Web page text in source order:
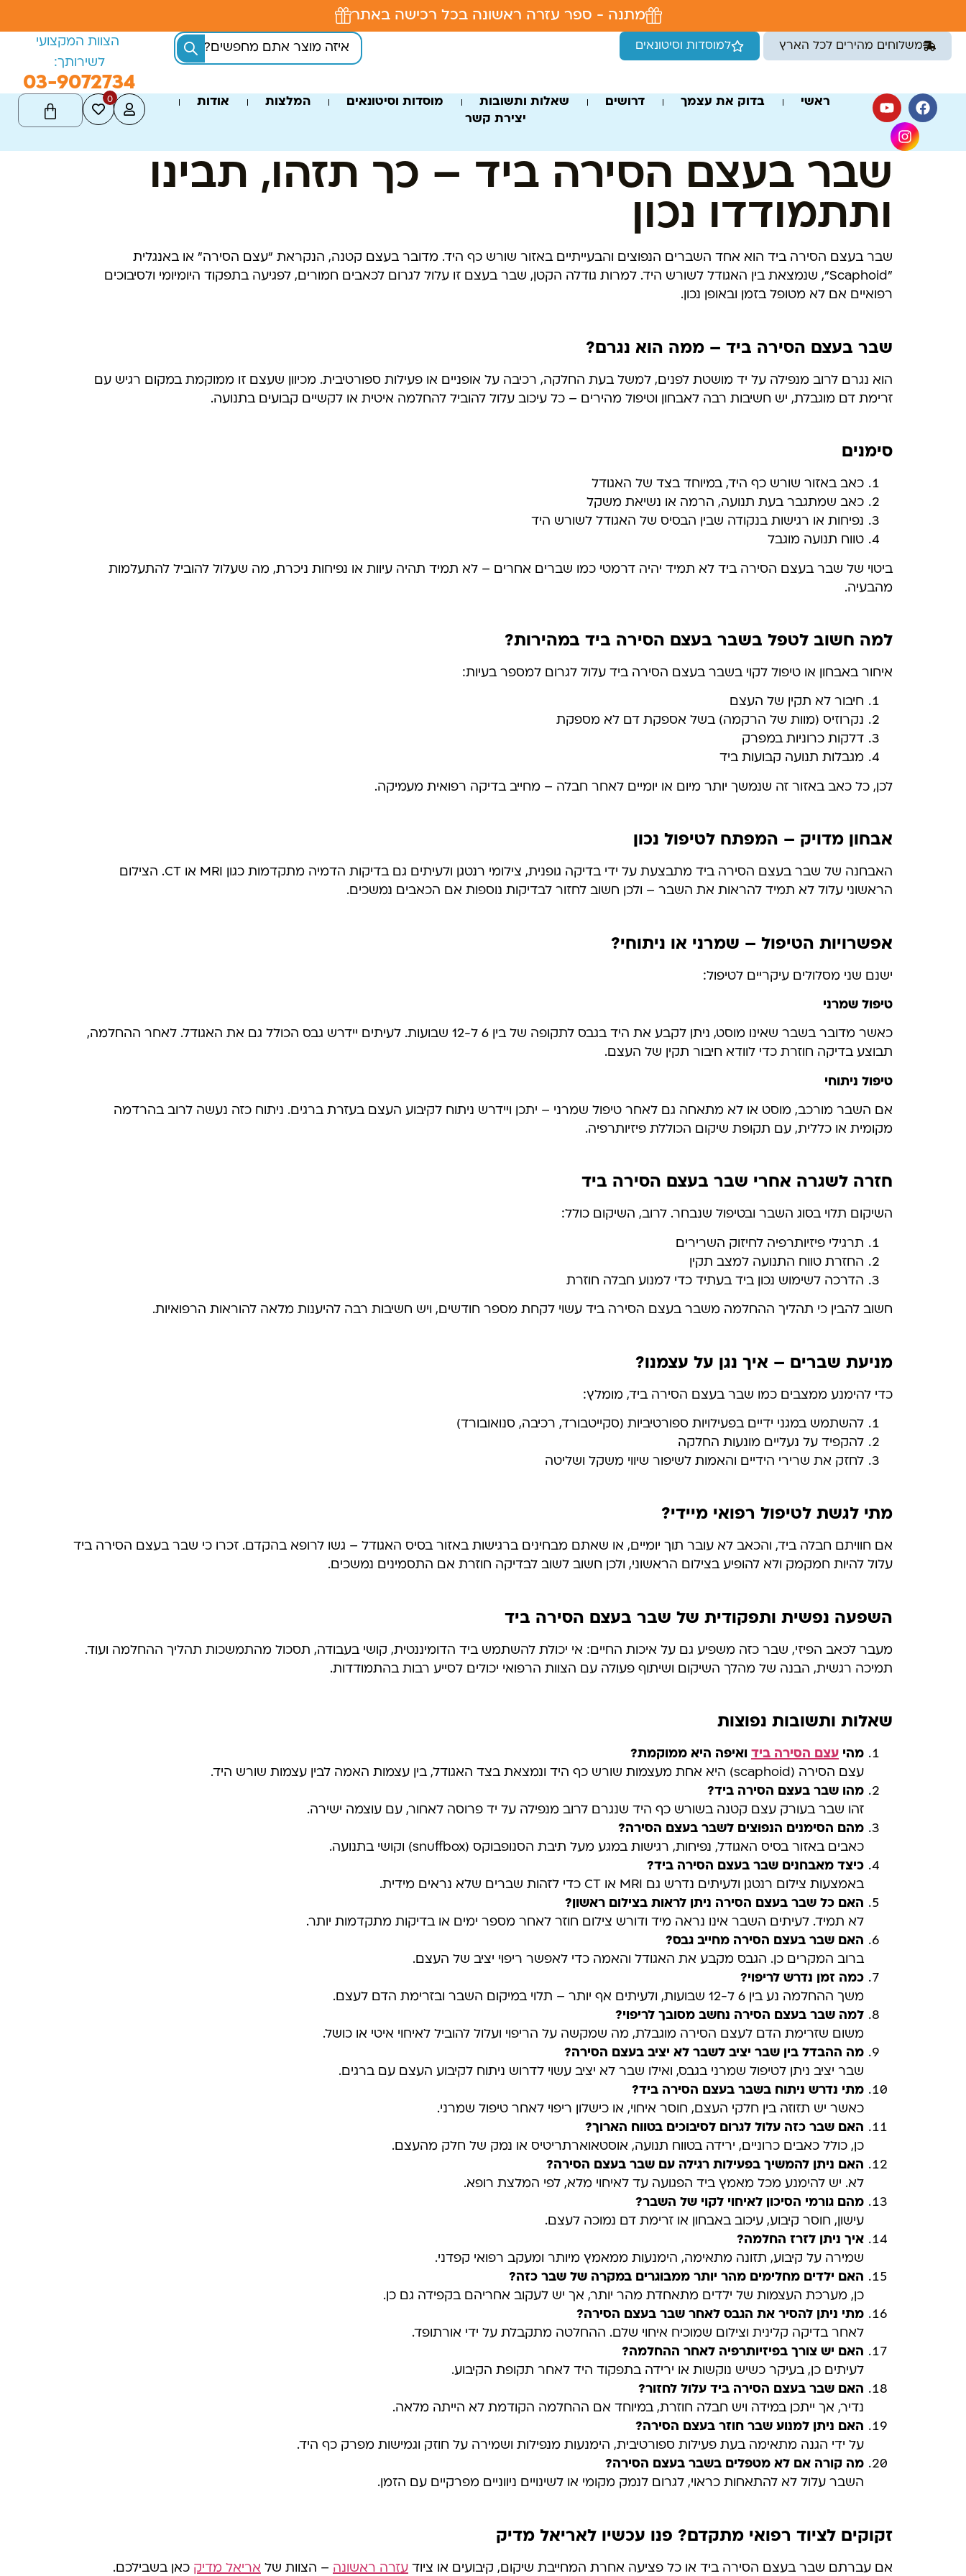
מתנה - ספר עזרה ראשונה בכל רכישה באתר
משלוחים מהירים לכל הארץ למוסדות וסיטונאים
הצוות המקצועי
לשירותך:
03-9072734
ראשי בדוק את עצמך דרושים שאלות ותשובות מוסדות וסיטונאים המלצות
אודות
יצירת קשר
0
שבר בעצם הסירה ביד – כך תזהו, תבינו
ותתמודדו נכון
שבר בעצם הסירה ביד הוא אחד השברים הנפוצים והבעייתיים באזור שורש כף היד. מדובר בעצם קטנה, הנקראת "עצם הסירה" או באנגלית
"Scaphoid", שנמצאת בין האגודל לשורש היד. למרות גודלה הקטן, שבר בעצם זו עלול לגרום לכאבים חמורים, לפגיעה בתפקוד היומיומי ולסיבוכים
רפואיים אם לא מטופל בזמן ובאופן נכון.
שבר בעצם הסירה ביד – ממה הוא נגרם?
הוא נגרם לרוב מנפילה על יד מושטת לפנים, למשל בעת החלקה, רכיבה על אופניים או פעילות ספורטיבית. מכיוון שעצם זו ממוקמת במקום רגיש עם
זרימת דם מוגבלת, יש חשיבות רבה לאבחון וטיפול מהירים – כל עיכוב עלול להוביל להחלמה איטית או לקשיים קבועים בתנועה.
סימנים
כאב באזור שורש כף היד, במיוחד בצד של האגודל
כאב שמתגבר בעת תנועה, הרמה או נשיאת משקל
נפיחות או רגישות בנקודה שבין הבסיס של האגודל לשורש היד
טווח תנועה מוגבל
ביטוי של שבר בעצם הסירה ביד לא תמיד יהיה דרמטי כמו שברים אחרים – לא תמיד תהיה עיוות או נפיחות ניכרת, מה שעלול להוביל להתעלמות
מהבעיה.
למה חשוב לטפל בשבר בעצם הסירה ביד במהירות?
איחור באבחון או טיפול לקוי בשבר בעצם הסירה ביד עלול לגרום למספר בעיות:
חיבור לא תקין של העצם
נקרוזיס (מוות של הרקמה) בשל אספקת דם לא מספקת
דלקות כרוניות במפרק
מגבלות תנועה קבועות ביד
לכן, כל כאב באזור זה שנמשך יותר מיום או יומיים לאחר חבלה – מחייב בדיקה רפואית מעמיקה.
אבחון מדויק – המפתח לטיפול נכון
האבחנה של שבר בעצם הסירה ביד מתבצעת על ידי בדיקה גופנית, צילומי רנטגן ולעיתים גם בדיקות הדמיה מתקדמות כגון MRI או CT. הצילום
הראשוני עלול לא תמיד להראות את השבר – ולכן חשוב לחזור לבדיקות נוספות אם הכאבים נמשכים.
אפשרויות הטיפול – שמרני או ניתוחי?
ישנם שני מסלולים עיקריים לטיפול:
טיפול שמרני
כאשר מדובר בשבר שאינו מוסט, ניתן לקבע את היד בגבס לתקופה של בין 6 ל-12 שבועות. לעיתים יידרש גבס הכולל גם את האגודל. לאחר ההחלמה,
תבוצע בדיקה חוזרת כדי לוודא חיבור תקין של העצם.
טיפול ניתוחי
אם השבר מורכב, מוסט או לא מתאחה גם לאחר טיפול שמרני – יתכן ויידרש ניתוח לקיבוע העצם בעזרת ברגים. ניתוח כזה נעשה לרוב בהרדמה
מקומית או כללית, עם תקופת שיקום הכוללת פיזיותרפיה.
חזרה לשגרה אחרי שבר בעצם הסירה ביד
השיקום תלוי בסוג השבר ובטיפול שנבחר. לרוב, השיקום כולל:
תרגילי פיזיותרפיה לחיזוק השרירים
החזרת טווח התנועה למצב תקין
הדרכה לשימוש נכון ביד בעתיד כדי למנוע חבלה חוזרת
חשוב להבין כי תהליך ההחלמה משבר בעצם הסירה ביד עשוי לקחת מספר חודשים, ויש חשיבות רבה להיענות מלאה להוראות הרפואיות.
מניעת שברים – איך נגן על עצמנו?
כדי להימנע ממצבים כמו שבר בעצם הסירה ביד, מומלץ:
להשתמש במגני ידיים בפעילויות ספורטיביות (סקייטבורד, רכיבה, סנואובורד)
להקפיד על נעליים מונעות החלקה
לחזק את שרירי הידיים והאמות לשיפור שיווי משקל ושליטה
מתי לגשת לטיפול רפואי מיידי?
אם חוויתם חבלה ביד, והכאב לא עובר תוך יומיים, או שאתם מבחינים ברגישות באזור בסיס האגודל – גשו לרופא בהקדם. זכרו כי שבר בעצם הסירה ביד
עלול להיות חמקמק ולא להופיע בצילום הראשוני, ולכן חשוב לשוב לבדיקה חוזרת אם התסמינים נמשכים.
השפעה נפשית ותפקודית של שבר בעצם הסירה ביד
מעבר לכאב הפיזי, שבר כזה משפיע גם על איכות החיים: אי יכולת להשתמש ביד הדומיננטית, קושי בעבודה, תסכול מהתמשכות תהליך ההחלמה ועוד.
תמיכה רגשית, הבנה של מהלך השיקום ושיתוף פעולה עם הצוות הרפואי יכולים לסייע רבות בהתמודדות.
שאלות ותשובות נפוצות
מהי עצם הסירה ביד ואיפה היא ממוקמת?
עצם הסירה (scaphoid) היא אחת מעצמות שורש כף היד ונמצאת בצד האגודל, בין עצמות האמה לבין עצמות שורש היד.
מהו שבר בעצם הסירה ביד?
זהו שבר בעורק עצם קטנה בשורש כף היד שנגרם לרוב מנפילה על יד פרוסה לאחור, עם עוצמה ישירה.
מהם הסימנים הנפוצים לשבר בעצם הסירה?
כאבים באזור בסיס האגודל, נפיחות, רגישות במגע מעל תיבת הסנופבוקס (snuffbox) וקושי בתנועה.
כיצד מאבחנים שבר בעצם הסירה ביד?
באמצעות צילום רנטגן ולעיתים נדרש גם MRI או CT כדי לזהות שברים שלא נראים מידית.
האם כל שבר בעצם הסירה ניתן לראות בצילום ראשון ?
לא תמיד. לעיתים השבר אינו נראה מיד ודורש צילום חוזר לאחר מספר ימים או בדיקות מתקדמות יותר.
האם שבר בעצם הסירה מחייב גבס?
ברוב המקרים כן. הגבס מקבע את האגודל והאמה כדי לאפשר ריפוי יציב של העצם.
כמה זמן נדרש לריפוי?
משך ההחלמה נע בין 6 ל-12 שבועות, ולעיתים אף יותר – תלוי במיקום השבר ובזרימת הדם לעצם.
למה שבר בעצם הסירה נחשב מסובך לריפוי?
משום שזרימת הדם לעצם הסירה מוגבלת, מה שמקשה על הריפוי ועלול להוביל לאיחוי איטי או כושל.
מה ההבדל בין שבר יציב לשבר לא יציב בעצם הסירה?
שבר יציב ניתן לטיפול שמרני בגבס, ואילו שבר לא יציב עשוי לדרוש ניתוח לקיבוע העצם עם ברגים.
מתי נדרש ניתוח בשבר בעצם הסירה ביד?
כאשר יש תזוזה בין חלקי העצם, חוסר איחוי, או כישלון ריפוי לאחר טיפול שמרני.
האם שבר כזה עלול לגרום לסיבוכים בטווח הארוך?
כן, כולל כאבים כרוניים, ירידה בטווח תנועה, אוסטאוארתריטיס או נמק של חלק מהעצם.
האם ניתן להמשיך בפעילות רגילה עם שבר בעצם הסירה?
לא. יש להימנע מכל מאמץ ביד הפגועה עד לאיחוי מלא, לפי המלצת רופא.
מהם גורמי הסיכון לאיחוי לקוי של השבר?
עישון, חוסר קיבוע, עיכוב באבחון או זרימת דם נמוכה לעצם.
איך ניתן לזרז החלמה?
שמירה על קיבוע, תזונה מתאימה, הימנעות ממאמץ מיותר ומעקב רפואי קפדני.
האם ילדים מחלימים מהר יותר ממבוגרים במקרה של שבר כזה?
כן, מערכת העצמות של ילדים מתאחדת מהר יותר, אך יש לעקוב אחריהם בקפידה גם כן.
מתי ניתן להסיר את הגבס לאחר שבר בעצם הסירה?
לאחר בדיקה קלינית וצילום שמוכיח איחוי שלם. ההחלטה מתקבלת על ידי אורתופד.
האם יש צורך בפיזיותרפיה לאחר ההחלמה?
לעיתים כן, בעיקר כשיש נוקשות או ירידה בתפקוד היד לאחר תקופת הקיבוע.
האם שבר בעצם הסירה ביד עלול לחזור?
נדיר, אך ייתכן במידה ויש חבלה חוזרת, במיוחד אם ההחלמה הקודמת לא הייתה מלאה.
האם ניתן למנוע שבר חוזר בעצם הסירה?
על ידי הגנה מתאימה בעת פעילות ספורטיבית, הימנעות מנפילות ושמירה על חוזק וגמישות מפרק כף היד.
מה קורה אם לא מטפלים בשבר בעצם הסירה?
השבר עלול לא להתאחות כראוי, לגרום לנמק מקומי או לשינויים ניווניים מפרקיים עם הזמן.
זקוקים לציוד רפואי מתקדם? פנו עכשיו לאריאל מדיק
אם עברתם שבר בעצם הסירה ביד או כל פציעה אחרת המחייבת שיקום, קיבועים או ציוד עזרה ראשונה – הצוות של אריאל מדיק כאן בשבילכם.